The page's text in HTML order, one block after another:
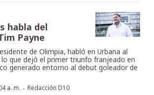
habla del
Payne
de Olimpia, habló en Urbana al
que dejó el primer triunfo franjeado en
generado entorno al debut goleador de
a. m. · Redacción D10